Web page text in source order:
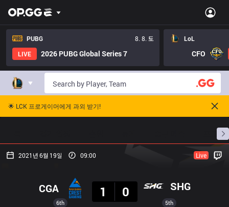
PUBG
8. 8. 토
LIVE
2026 PUBG Global Series 7
LoL
CFO
🌟 LCK 프로게이머에게 과외 받기!
프로빌
2021년 6월 19일 09:00 Live
6th
CGA
1
0 SHG
5th